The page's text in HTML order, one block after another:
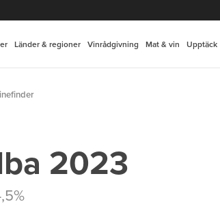
Länder & regioner Vinrådgivning Mat & vin Upptäck
2023